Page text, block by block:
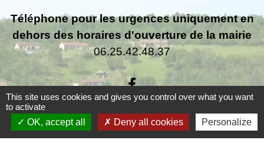
Téléphone pour les urgences uniquement en
dehors des horaires d'ouverture de la mairie
06.25.42.48.37
Liens
This site uses cookies and gives you control over what you want
to activate
OK, accept all
Deny all cookies Personalize